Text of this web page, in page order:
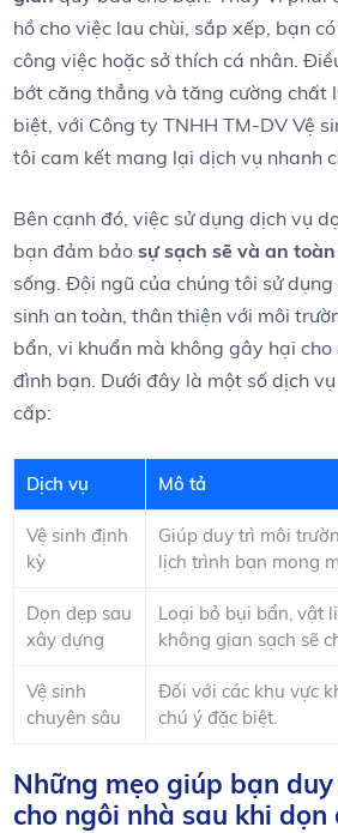
hồ cho việc lau chùi, sắp xếp, bạn
công việc ⁢hoặc sở thích ​cá nhân.
bớt căng thẳng ⁢và tăng cường chất
biệt,​ với Công ty TNHH ​TM-DV Vệ
tôi cam kết​ mang lại ⁢dịch vụ nhanh
Bên cạnh đó, việc sử​ dụng​ dịch​ vụ
bạn đảm bảo‌sự sạch ​sẽ ‍và​ an toàn
sống. Đội‍ ngũ của chúng⁣ tôi sử
sinh‌ an toàn, thân thiện với môi
bẩn, vi ‌khuẩn mà ⁢không gây hại cho
đình‌ bạn. Dưới đây là một​ số⁤ dịch
cấp:
Dịch vụ Mô‌ tả
Vệ sinh định⁣
kỳ
Giúp duy trì môi
lịch trình ⁤bạn mong
Dọn dẹp sau
xây dựng
Loại bỏ bụi⁢ bẩn, vật
không ⁣gian sạch sẽ
Vệ sinh⁤
chuyên sâu
Đối với các khu vực
chú ⁤ý đặc​ biệt.
Những mẹo giúp bạn
cho ngôi nhà sau​ khi dọn